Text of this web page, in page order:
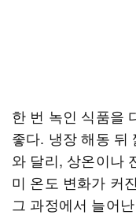
한 번 녹인 식품을
좋다. 냉장 해동 뒤
와 달리, 상온이나
미 온도 변화가 커
그 과정에서 늘어